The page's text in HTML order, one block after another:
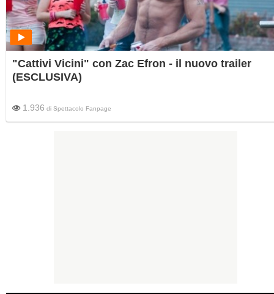
"Cattivi Vicini" con Zac Efron - il nuovo trailer
(ESCLUSIVA)
1.936 di Spettacolo Fanpage